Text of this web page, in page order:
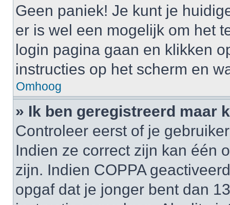
Geen paniek! Je kunt je
er is wel een mogelijk om het
login pagina gaan en klikken
instructies op het scherm en
Omhoog
» Ik ben geregistreerd maar
Controleer eerst of je
Indien ze correct zijn kan één
zijn. Indien COPPA
opgaf dat je jonger bent dan